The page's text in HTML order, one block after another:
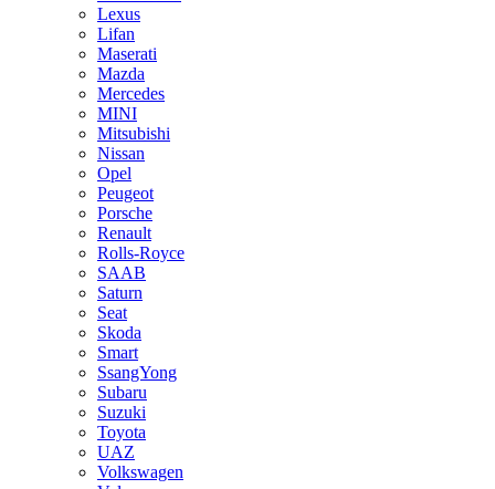
Lexus
Lifan
Maserati
Mazda
Mercedes
MINI
Mitsubishi
Nissan
Opel
Peugeot
Porsche
Renault
Rolls-Royce
SAAB
Saturn
Seat
Skoda
Smart
SsangYong
Subaru
Suzuki
Toyota
UAZ
Volkswagen